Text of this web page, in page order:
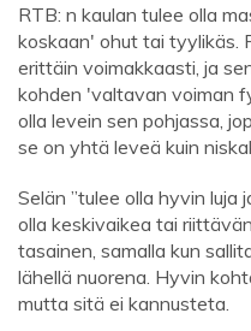
RTB: n kaulan tulee olla
koskaan' ohut tai tyylikäs.
erittäin voimakkaasti, ja
kohden 'valtavan voiman
olla levein sen pohjassa,
se on yhtä leveä kuin
Selän ”tulee olla hyvin luja
olla keskivaikea tai
tasainen, samalla kun
lähellä nuorena. Hyvin
mutta sitä ei kannusteta.